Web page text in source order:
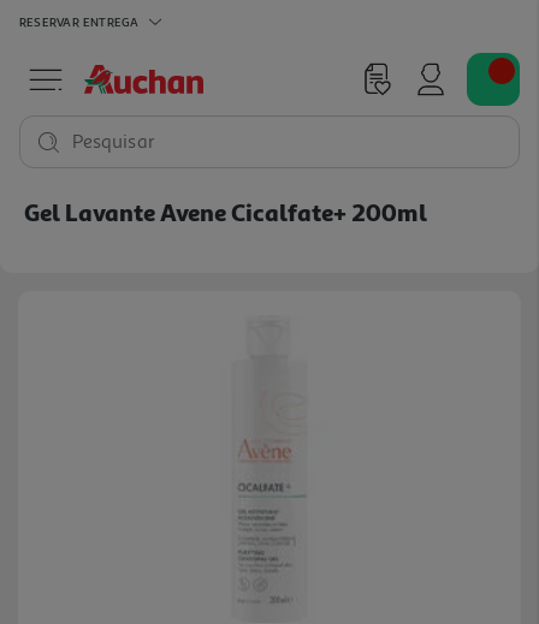
RESERVAR ENTREGA
Pesquisar
Gel Lavante Avene Cicalfate+ 200ml